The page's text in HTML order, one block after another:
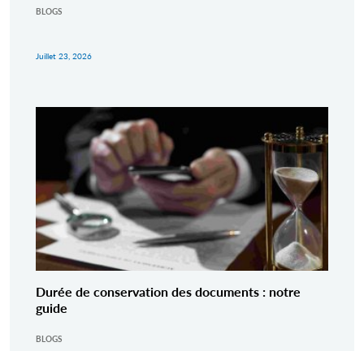
BLOGS
Juillet 23, 2026
Durée de conservation des documents : notre
guide
BLOGS